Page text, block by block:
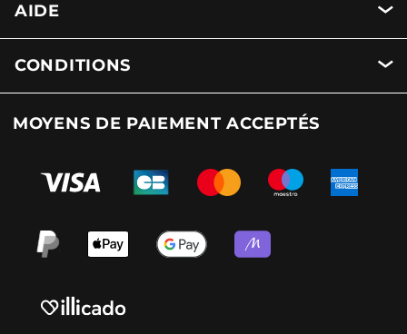
AIDE
CONDITIONS
MOYENS DE PAIEMENT ACCEPTÉS